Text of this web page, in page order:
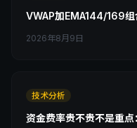
VWAP加EMA144/169
2026年8月9日
技术分析
资金费率贵不贵不是重